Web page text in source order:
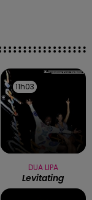
11h03
11h03
DUA LIPA
Levitating